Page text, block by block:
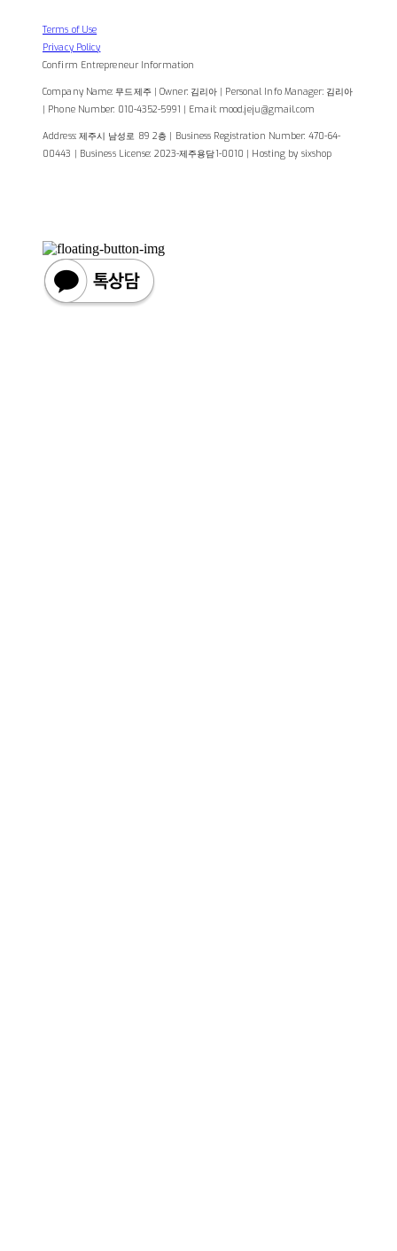
Terms of Use
Privacy Policy
Confirm Entrepreneur Information
Company Name: 무드제주 | Owner: 김리아 | Personal Info Manager: 김리아
| Phone Number: 010-4352-5991 | Email: mood.jeju@gmail.com
Address: 제주시 남성로 89 2층 | Business Registration Number: 470-64-
00443 | Business License: 2023-제주용담1-0010 | Hosting by sixshop